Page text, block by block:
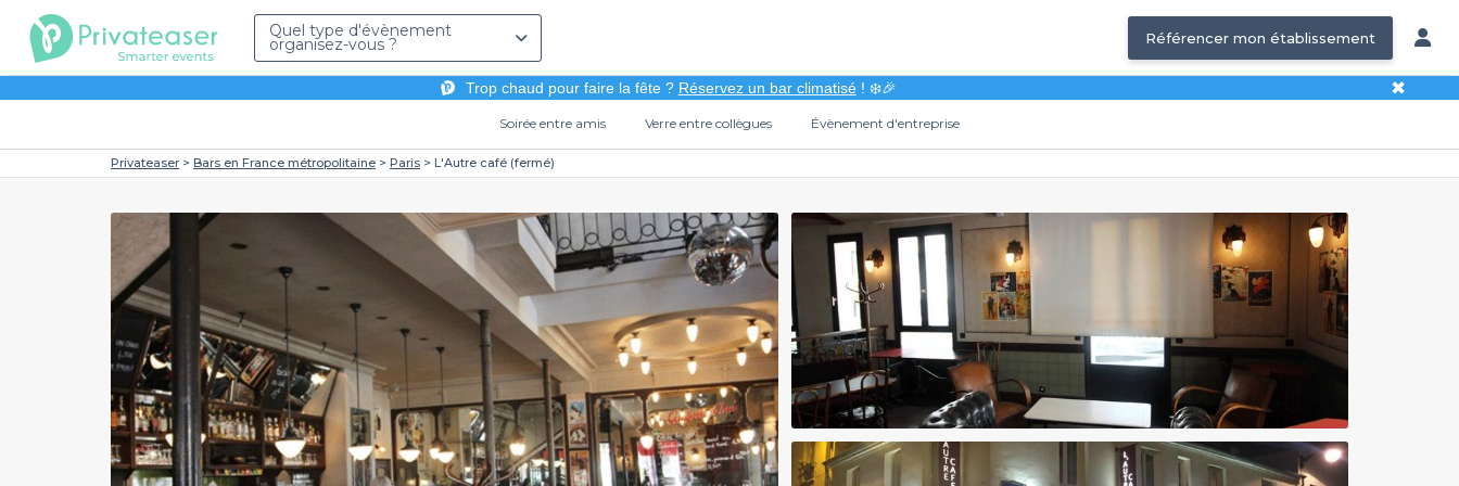
Quel type d'évènement
organisez-vous ? Référencer mon établissement
Trop chaud pour faire la fête ? Réservez un bar climatisé! ❄️🎉 ✖
Soirée entre amis Verre entre collègues Évènement d'entreprise
Privateaser Bars en France métropolitaine Paris L'Autre café (fermé)